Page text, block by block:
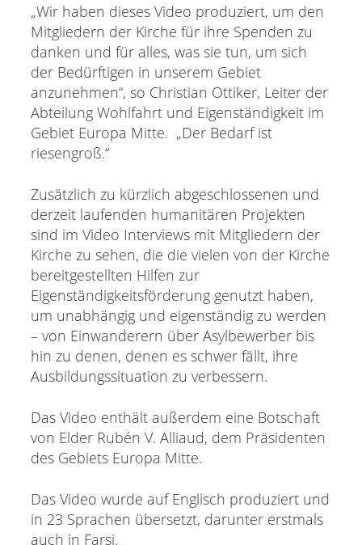
„Wir haben dieses Video produziert, um den
Mitgliedern der Kirche für ihre Spenden zu
danken und für alles, was sie tun, um sich
der Bedürftigen in unserem Gebiet
anzunehmen“, so Christian Ottiker, Leiter der
Abteilung Wohlfahrt und Eigenständigkeit im
Gebiet Europa Mitte. „Der Bedarf ist
riesengroß.“
Zusätzlich zu kürzlich abgeschlossenen und
derzeit laufenden humanitären Projekten
sind im Video Interviews mit Mitgliedern der
Kirche zu sehen, die die vielen von der Kirche
bereitgestellten Hilfen zur
Eigenständigkeitsförderung genutzt haben,
um unabhängig und eigenständig zu werden
– von Einwanderern über Asylbewerber bis
hin zu denen, denen es schwer fällt, ihre
Ausbildungssituation zu verbessern.
Das Video enthält außerdem eine Botschaft
von Elder Rubén V. Alliaud, dem Präsidenten
des Gebiets Europa Mitte.
Das Video wurde auf Englisch produziert und
in 23 Sprachen übersetzt, darunter erstmals
auch in Farsi.